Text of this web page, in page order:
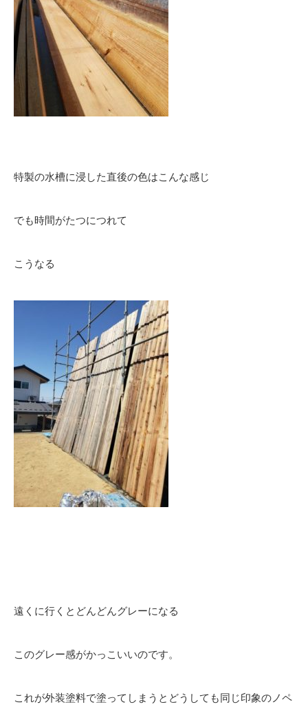
特製の水槽に浸した直後の色はこんな感じ
でも時間がたつにつれて
こうなる
遠くに行くとどんどんグレーになる
このグレー感がかっこいいのです。
これが外装塗料で塗ってしまうとどうしても同じ印象のノペ